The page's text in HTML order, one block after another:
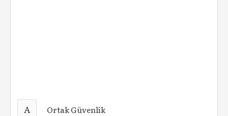
A Ortak Güvenlik